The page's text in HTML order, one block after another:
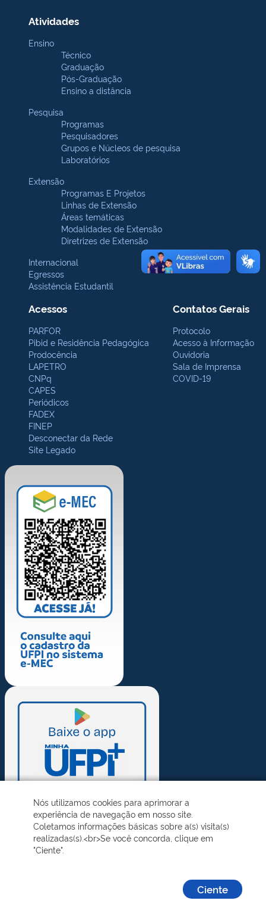
Atividades
Ensino
Técnico
Graduação
Pós-Graduação
Ensino a distância
Pesquisa
Programas
Pesquisadores
Grupos e Núcleos de pesquisa
Laboratórios
Extensão
Programas E Projetos
Linhas de Extensão
Áreas temáticas
Modalidades de Extensão
Diretrizes de Extensão
Internacional
Egressos
Assistência Estudantil
Acessos
PARFOR
Pibid e Residência Pedagógica
Prodocência
LAPETRO
CNPq
CAPES
Periódicos
FADEX
FINEP
Desconectar da Rede
Site Legado
Contatos Gerais
Protocolo
Acesso à Informação
Ouvidoria
Sala de Imprensa
COVID-19
Nós utilizamos cookies para aprimorar a
experiência de navegação em nosso site.
Coletamos informações básicas sobre a(s) visita(s)
realizadas(s).<br>Se você concorda, clique em
"Ciente".
Ciente